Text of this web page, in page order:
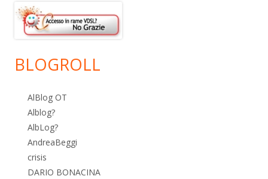
BLOGROLL
AlBlog OT
Alblog?
AlbLog?
AndreaBeggi
crisis
DARIO BONACINA